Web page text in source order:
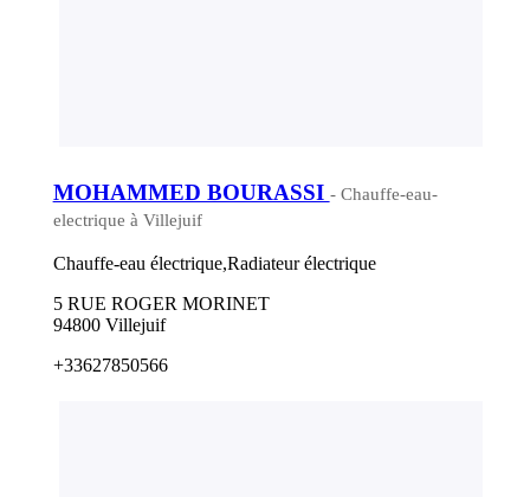
MOHAMMED BOURASSI - Chauffe-eau-
electrique à Villejuif
Chauffe-eau électrique,Radiateur électrique
5 RUE ROGER MORINET
94800 Villejuif
+33627850566